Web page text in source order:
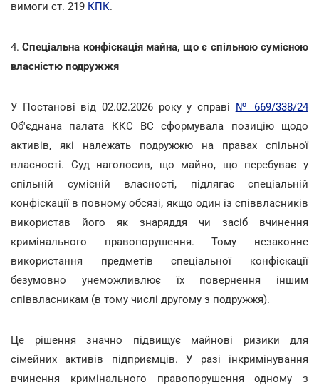
вимоги ст. 219 КПК.
4. Спеціальна конфіскація майна, що є спільною сумісною
власністю подружжя
У Постанові від 02.02.2026 року у справі № 669/338/24
Об'єднана палата ККС ВС сформувала позицію щодо
активів, які належать подружжю на правах спільної
власності. Суд наголосив, що майно, що перебуває у
спільній сумісній власності, підлягає спеціальній
конфіскації в повному обсязі, якщо один із співвласників
використав його як знаряддя чи засіб вчинення
кримінального правопорушення. Тому незаконне
використання предметів спеціальної конфіскації
безумовно унеможливлює їх повернення іншим
співвласникам (в тому числі другому з подружжя).
Це рішення значно підвищує майнові ризики для
сімейних активів підприємців. У разі інкримінування
вчинення кримінального правопорушення одному з